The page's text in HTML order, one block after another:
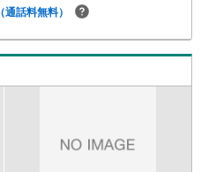
（通話料無料）